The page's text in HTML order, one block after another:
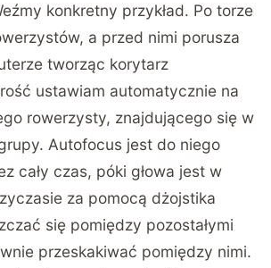
konkretny przykład. Po torze
a przed nimi porusza
tworząc korytarz
ustawiam automatycznie na
rowerzysty, znajdującego się w
Autofocus jest do niego
cały czas, póki głowa jest w
za pomocą dżojstika
się pomiędzy pozostałymi
przeskakiwać pomiędzy nimi.